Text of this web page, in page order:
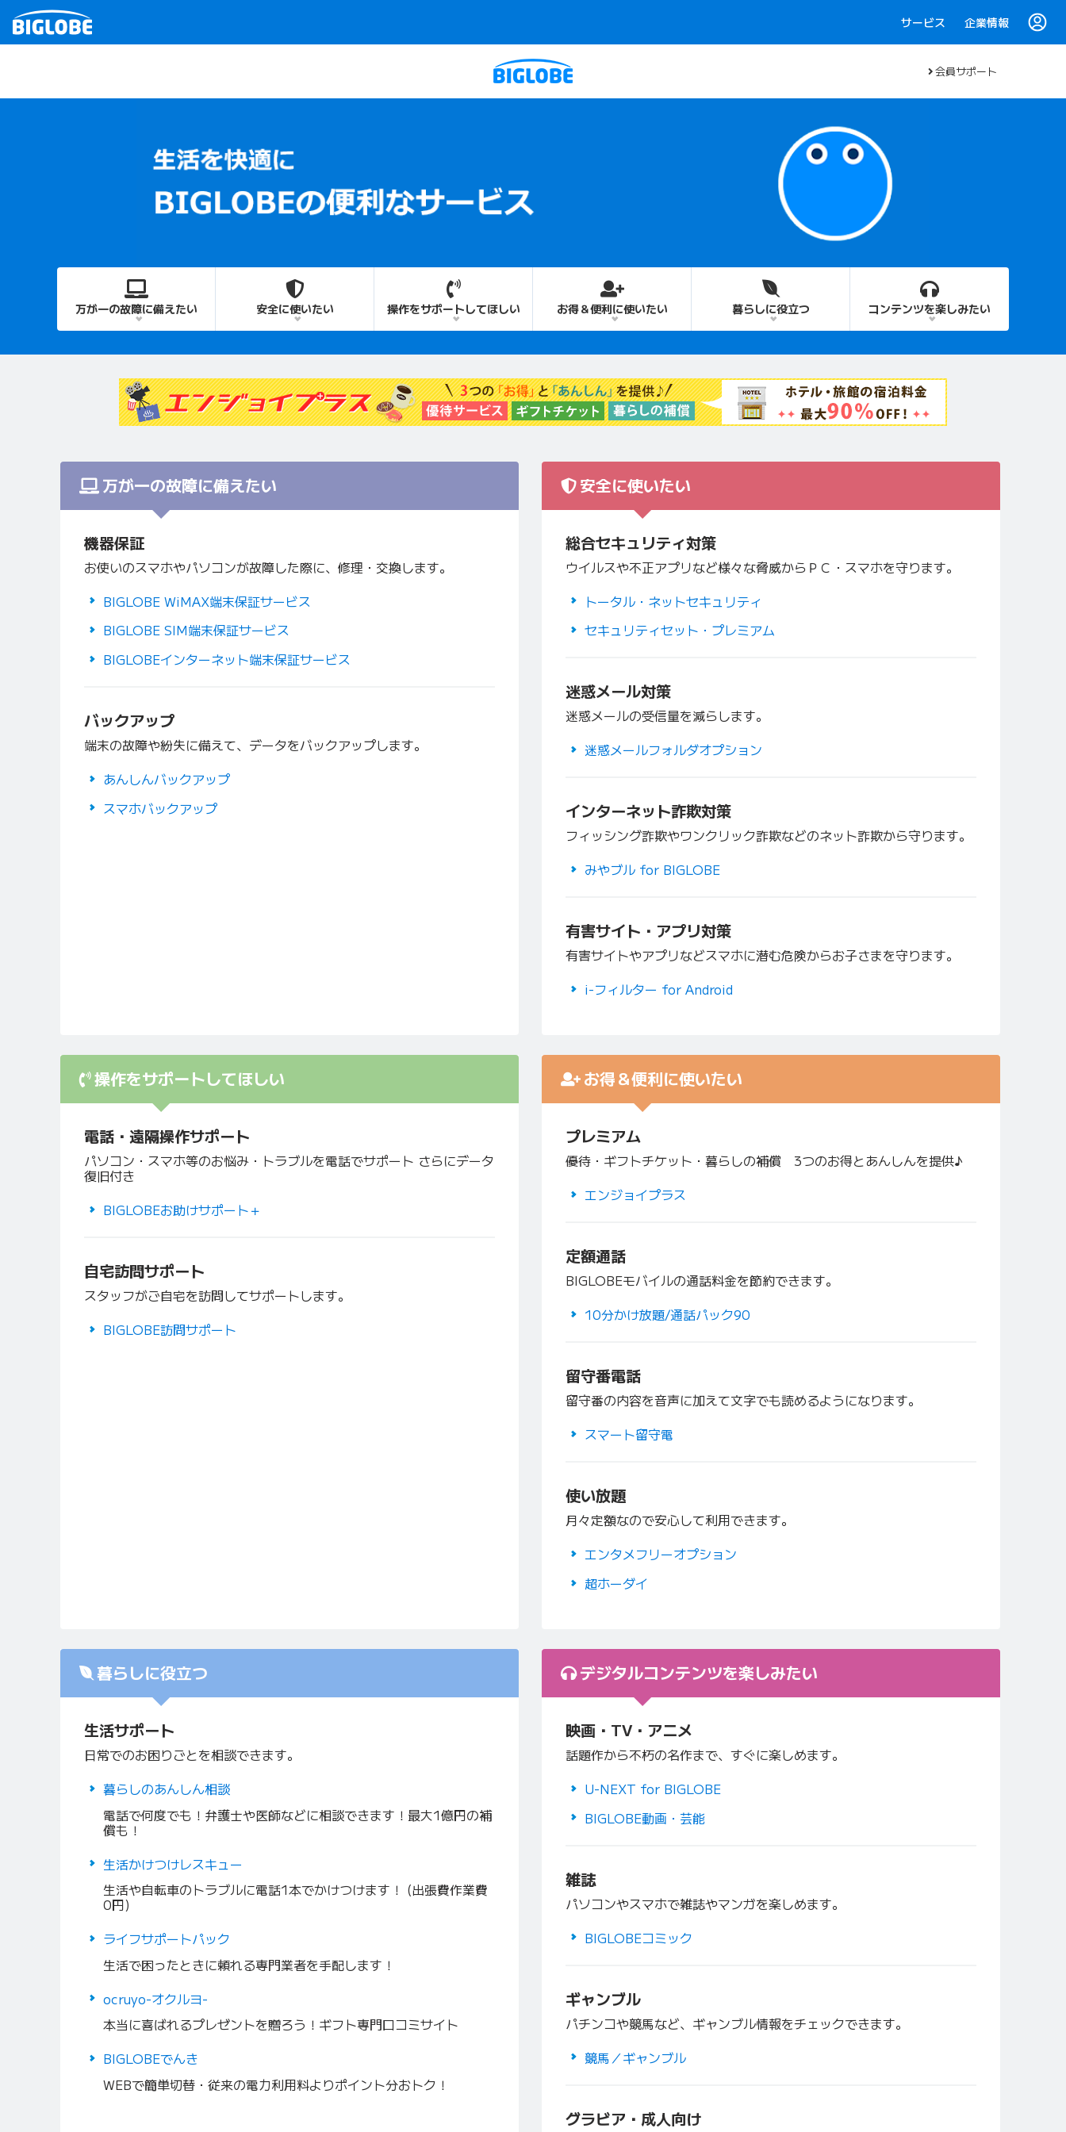
サービス 企業情報
会員サポート
万が一の故障に備えたい 安全に使いたい 操作をサポートしてほしい お得＆便利に使いたい 暮らしに役立つ コンテンツを楽しみたい
万が一の故障に備えたい
機器保証
お使いのスマホやパソコンが故障した際に、修理・交換します。
BIGLOBE WiMAX端末保証サービス
BIGLOBE SIM端末保証サービス
BIGLOBEインターネット端末保証サービス
バックアップ
端末の故障や紛失に備えて、データをバックアップします。
あんしんバックアップ
スマホバックアップ
安全に使いたい
総合セキュリティ対策
ウイルスや不正アプリなど様々な脅威からＰＣ・スマホを守ります。
トータル・ネットセキュリティ
セキュリティセット・プレミアム
迷惑メール対策
迷惑メールの受信量を減らします。
迷惑メールフォルダオプション
インターネット詐欺対策
フィッシング詐欺やワンクリック詐欺などのネット詐欺から守ります。
みやブル for BIGLOBE
有害サイト・アプリ対策
有害サイトやアプリなどスマホに潜む危険からお子さまを守ります。
i-フィルター for Android
操作をサポートしてほしい
電話・遠隔操作サポート
パソコン・スマホ等のお悩み・トラブルを電話でサポート さらにデータ
復旧付き
BIGLOBEお助けサポート＋
自宅訪問サポート
スタッフがご自宅を訪問してサポートします。
BIGLOBE訪問サポート
お得＆便利に使いたい
プレミアム
優待・ギフトチケット・暮らしの補償 3つのお得とあんしんを提供♪
エンジョイプラス
定額通話
BIGLOBEモバイルの通話料金を節約できます。
10分かけ放題/通話パック90
留守番電話
留守番の内容を音声に加えて文字でも読めるようになります。
スマート留守電
使い放題
月々定額なので安心して利用できます。
エンタメフリーオプション
超ホーダイ
暮らしに役立つ
生活サポート
日常でのお困りごとを相談できます。
暮らしのあんしん相談
電話で何度でも！弁護士や医師などに相談できます！最大1億円の補
償も！
生活かけつけレスキュー
生活や自転車のトラブルに電話1本でかけつけます！ (出張費作業費
0円)
ライフサポートパック
生活で困ったときに頼れる専門業者を手配します！
ocruyo-オクルヨ-
本当に喜ばれるプレゼントを贈ろう！ギフト専門口コミサイト
BIGLOBEでんき
WEBで簡単切替・従来の電力利用料よりポイント分おトク！
デジタルコンテンツを楽しみたい
映画・TV・アニメ
話題作から不朽の名作まで、すぐに楽しめます。
U-NEXT for BIGLOBE
BIGLOBE動画・芸能
雑誌
パソコンやスマホで雑誌やマンガを楽しめます。
BIGLOBEコミック
ギャンブル
パチンコや競馬など、ギャンブル情報をチェックできます。
競馬／ギャンブル
グラビア・成人向け